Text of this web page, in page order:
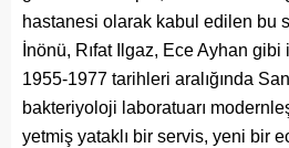
hastanesi olarak kabul edilen bu
İnönü, Rıfat Ilgaz, Ece Ayhan
1955-1977 tarihleri aralığında
bakteriyoloji laboratuarı
yetmiş yataklı bir servis, yeni bir